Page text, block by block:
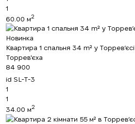
1
60.00 м2
Новинка
Квартира 1 спальня 34 m² у Торрев’єсі
Торрев'єха
84 900
id SL-T-3
1
1
34.00 м2